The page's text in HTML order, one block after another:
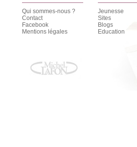
Qui sommes-nous ?
Contact
Facebook
Mentions légales
Jeunesse
Sites
Blogs
Education